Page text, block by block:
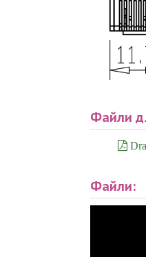
Файли
Файли: